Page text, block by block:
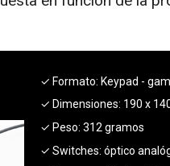
✓ Formato: Keypad -
✓ Dimensiones: 190 x
✓ Peso: 312 gramos
✓ Switches: óptico